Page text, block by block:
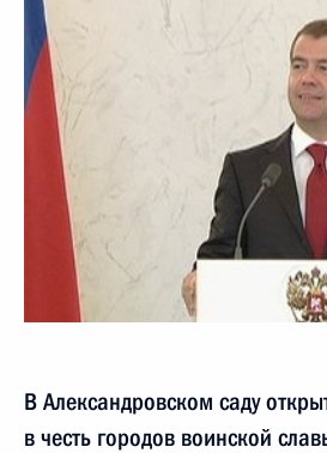
В Александровском саду
в честь городов воинской